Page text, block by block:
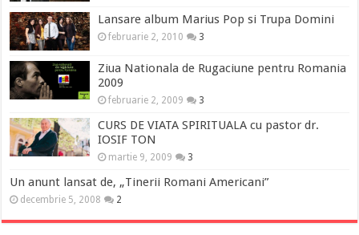
Lansare album Marius Pop si Trupa Domini
februarie 2, 2010 3
Ziua Nationala de Rugaciune pentru Romania
2009
februarie 2, 2009 3
CURS DE VIATA SPIRITUALA cu pastor dr.
IOSIF TON
martie 9, 2009 3
Un anunt lansat de, „Tinerii Romani Americani”
decembrie 5, 2008 2